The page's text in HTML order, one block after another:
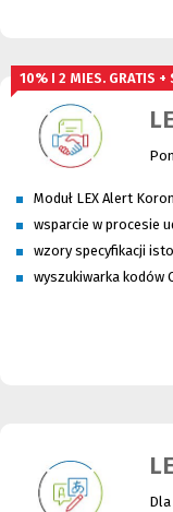
10% I 2 MIES. GRATIS +
Moduł LEX Alert
wsparcie w procesie
wzory specyfikacji
wyszukiwarka kodów